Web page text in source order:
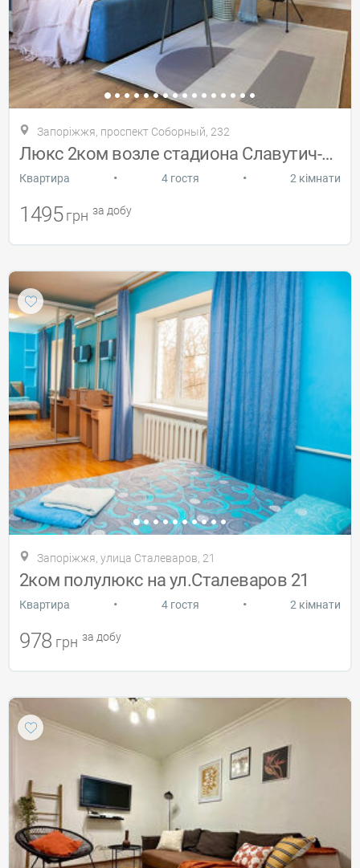
Запоріжжя, проспект Соборный, 232
Люкс 2ком возле стадиона Славутич-Арена
Квартира • 4 гостя • 2 кімнати
1495 грн за добу
Запоріжжя, улица Сталеваров, 21
2ком полулюкс на ул.Сталеваров 21
Квартира • 4 гостя • 2 кімнати
978 грн за добу